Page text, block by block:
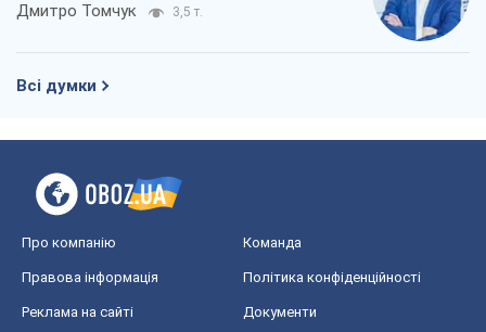
Дмитро Томчук 3,5 т.
Всі думки
Про компанію Команда
Правова інформація Політика конфіденційності
Реклама на сайті Документи